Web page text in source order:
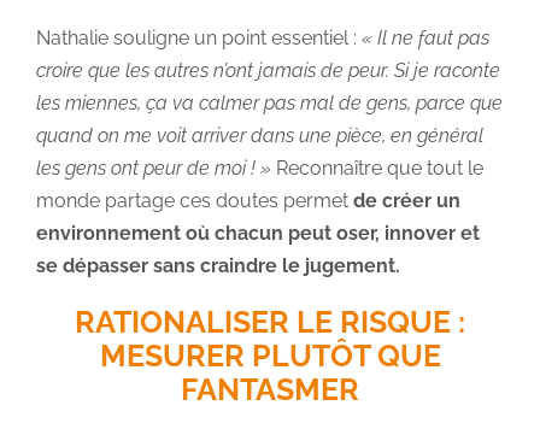
Nathalie souligne un point essentiel : « Il ne faut pas
croire que les autres n’ont jamais de peur. Si je raconte
les miennes, ça va calmer pas mal de gens, parce que
quand on me voit arriver dans une pièce, en général
les gens ont peur de moi ! » Reconnaître que tout le
monde partage ces doutes permet de créer un
environnement où chacun peut oser, innover et
se dépasser sans craindre le jugement.
RATIONALISER LE RISQUE :
MESURER PLUTÔT QUE
FANTASMER